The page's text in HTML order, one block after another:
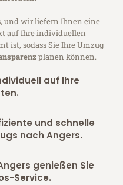
und wir liefern Ihnen eine
auf Ihre individuellen
ist, sodass Sie Ihre Umzug
planen können.
auf Ihre
und schnelle
nach Angers.
genießen Sie
Service.